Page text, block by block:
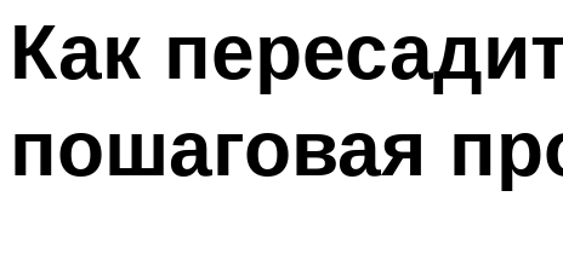
Как
пошаговая